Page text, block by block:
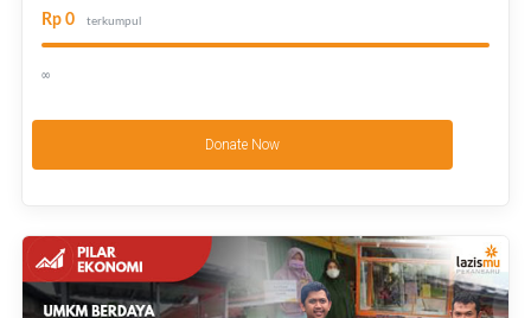
Rp 0 terkumpul
∞
Donate Now